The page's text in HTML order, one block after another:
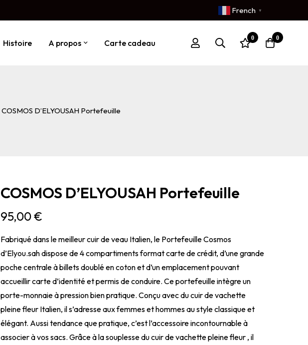
French ▼
Histoire A propos Carte cadeau
0 0
COSMOS D’ELYOUSAH Portefeuille
COSMOS D’ELYOUSAH Portefeuille
95,00€
Fabriqué dans le meilleur cuir de veau Italien, le Portefeuille Cosmos
d’Elyou.sah dispose de 4 compartiments format carte de crédit, d’une grande
poche centrale à billets doublé en coton et d’un emplacement pouvant
accueillir carte d’identité et permis de conduire. Ce portefeuille intègre un
porte-monnaie à pression bien pratique. Conçu avec du cuir de vachette
pleine fleur Italien, il s’adresse aux femmes et hommes au style classique et
élégant. Aussi tendance que pratique, c’est l’accessoire incontournable à
associer à vos sacs. Grâce à la souplesse du cuir de vachette pleine fleur , il